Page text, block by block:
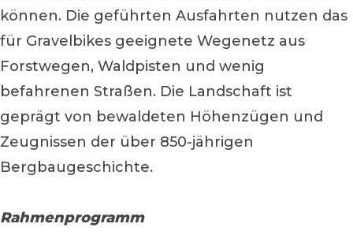
können. Die geführten Ausfahrten nutzen das
für Gravelbikes geeignete Wegenetz aus
Forstwegen, Waldpisten und wenig
befahrenen Straßen. Die Landschaft ist
geprägt von bewaldeten Höhenzügen und
Zeugnissen der über 850-jährigen
Bergbaugeschichte.
Rahmenprogramm